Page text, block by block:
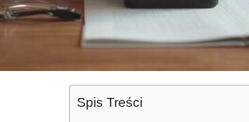
Spis Treści